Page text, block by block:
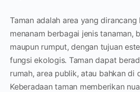
Taman adalah area yang dirancang
menanam berbagai jenis tanaman,
maupun rumput, dengan tujuan
fungsi ekologis. Taman dapat
rumah, area publik, atau bahkan di
Keberadaan taman memberikan